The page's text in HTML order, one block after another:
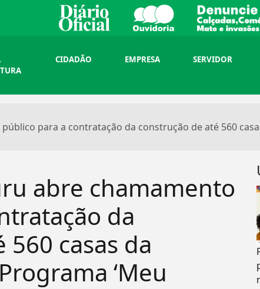
CIDADÃO EMPRESA SERVIDOR
para a contratação da construção de até 560
abre chamamento
da
casas da
‘Meu